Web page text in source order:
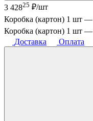
3 42825 ₽/шт
Коробка (картон) 1 шт —
Коробка (картон) 1 шт —
Доставка
Оплата